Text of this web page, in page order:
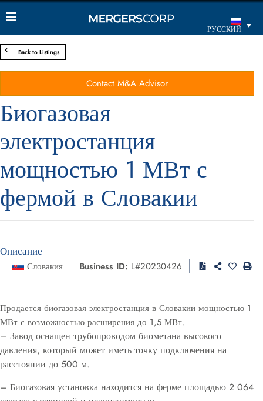
РУССКИЙ
Back to Listings
Contact M&A Advisor
Биогазовая
электростанция
мощностью 1 МВт с
фермой в Словакии
Описание
Словакия Business ID: L#20230426
Продается биогазовая электростанция в Словакии мощностью 1
МВт с возможностью расширения до 1,5 МВт.
– Завод оснащен трубопроводом биометана высокого
давления, который может иметь точку подключения на
расстоянии до 500 м.
– Биогазовая установка находится на ферме площадью 2 064